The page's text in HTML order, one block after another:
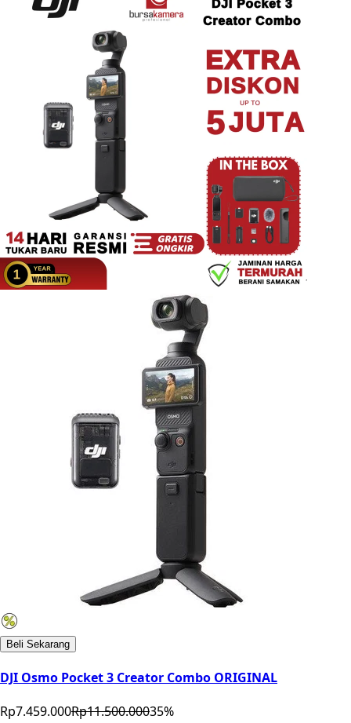
Beli Sekarang
DJI Osmo Pocket 3 Creator Combo ORIGINAL
Rp7.459.000Rp11.500.00035%